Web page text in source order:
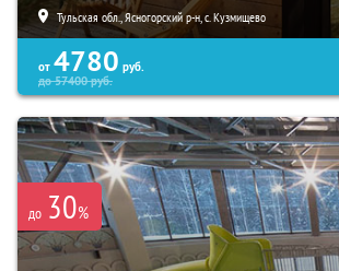
Тульская обл., Ясногорский р-н, с. Кузмищево
от 4780 руб.
до57400руб.
до 30%